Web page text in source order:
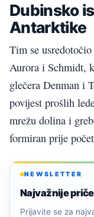
Dubinsko
Antarktike
Tim se
Aurora i Schmidt,
glečera Denman i
povijest prošlih
mrežu dolina i
formiran prije
NEWSLETTER
Najvažnije
Prijavite se za